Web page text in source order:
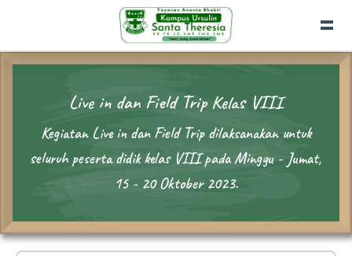
Live in dan Field Trip Kelas VIII
Kegiatan Live in dan Field Trip dilaksanakan untuk
seluruh peserta didik kelas VIII pada Minggu - Jumat,
15 - 20 Oktober 2023.